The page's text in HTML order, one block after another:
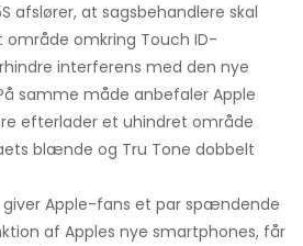
afslører, at sagsbehandlere skal
omkring Touch ID-
interferens med den nye
samme måde anbefaler Apple
efterlader et uhindret område
blænde og Tru Tone dobbelt
giver Apple-fans et par spændende
af Apples nye smartphones, får